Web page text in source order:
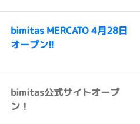
bimitas MERCATO 4月28日
オープン!!
bimitas公式サイトオープ
ン！